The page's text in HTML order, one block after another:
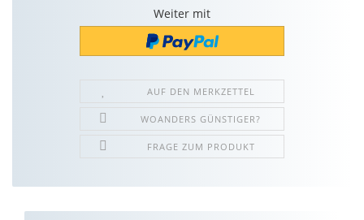
Weiter mit
AUF DEN MERKZETTEL
WOANDERS GÜNSTIGER?
FRAGE ZUM PRODUKT